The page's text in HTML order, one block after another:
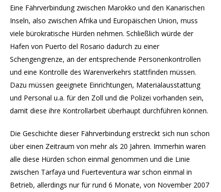
Eine Fährverbindung zwischen Marokko und den Kanarischen
Inseln, also zwischen Afrika und Europäischen Union, muss
viele bürokratische Hürden nehmen. Schließlich würde der
Hafen von Puerto del Rosario dadurch zu einer
Schengengrenze, an der entsprechende Personenkontrollen
und eine Kontrolle des Warenverkehrs stattfinden müssen.
Dazu müssen geeignete Einrichtungen, Materialausstattung
und Personal u.a. für den Zoll und die Polizei vorhanden sein,
damit diese ihre Kontrollarbeit überhaupt durchführen können.
Die Geschichte dieser Fährverbindung erstreckt sich nun schon
über einen Zeitraum von mehr als 20 Jahren. Immerhin waren
alle diese Hürden schon einmal genommen und die Linie
zwischen Tarfaya und Fuerteventura war schon einmal in
Betrieb, allerdings nur für rund 6 Monate, von November 2007